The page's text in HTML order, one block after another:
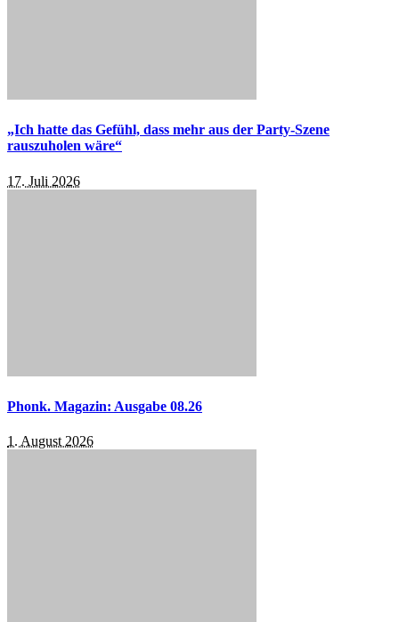
„Ich hatte das Gefühl, dass mehr aus der Party-Szene
rauszuholen wäre“
17. Juli 2026
Phonk. Magazin: Ausgabe 08.26
1. August 2026